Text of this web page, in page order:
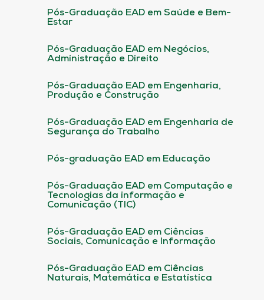
Pós-Graduação EAD em Saúde e Bem-
Estar
Pós-Graduação EAD em Negócios,
Administração e Direito
Pós-Graduação EAD em Engenharia,
Produção e Construção
Pós-Graduação EAD em Engenharia de
Segurança do Trabalho
Pós-graduação EAD em Educação
Pós-Graduação EAD em Computação e
Tecnologias da informação e
Comunicação (TIC)
Pós-Graduação EAD em Ciências
Sociais, Comunicação e Informação
Pós-Graduação EAD em Ciências
Naturais, Matemática e Estatística